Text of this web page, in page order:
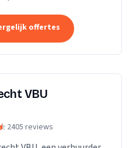
offertes
VBU
2405 reviews